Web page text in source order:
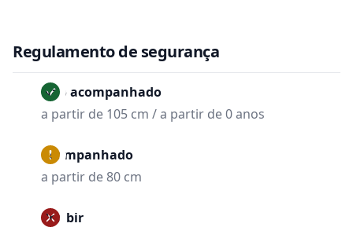
Regulamento de segurança
Não acompanhado
a partir de 105 cm / a partir de 0 anos
Acompanhado
a partir de 80 cm
Proibir